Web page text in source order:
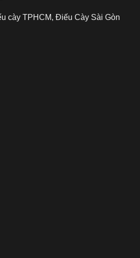
cày TPHCM, Điếu Cày Sài Gòn